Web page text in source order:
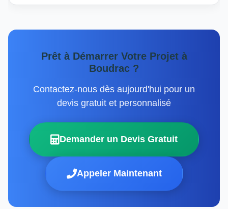
Prêt à Démarrer Votre Projet à
Boudrac ?
Contactez-nous dès aujourd'hui pour un
devis gratuit et personnalisé
Demander un Devis Gratuit
Appeler Maintenant